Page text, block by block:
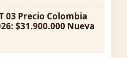
03 Precio Colombia
$31.900.000 Nueva